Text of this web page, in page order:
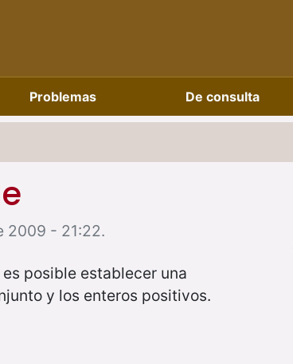
Problemas De consulta
2009 - 21:22.
posible establecer una
y los enteros positivos.